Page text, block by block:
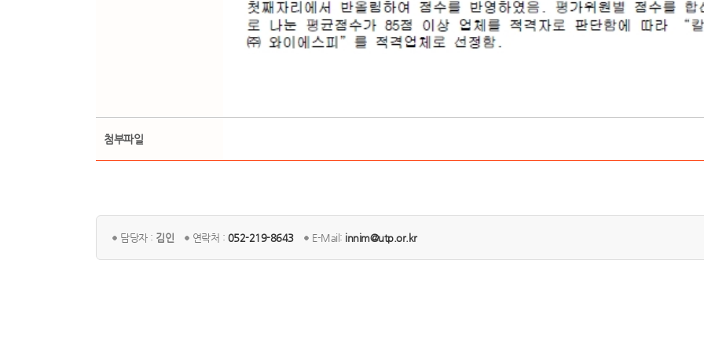
첨부파일
담당자 : 김인 연락처 : 052-219-8643 E-Mail: innim@utp.or.kr